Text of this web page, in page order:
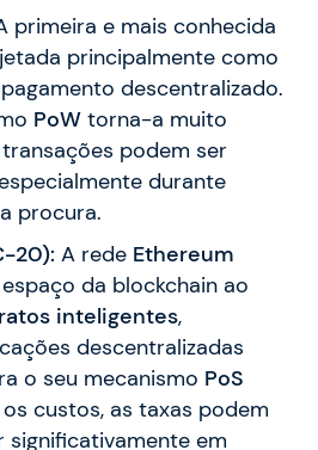
primeira e mais conhecida
principalmente como
descentralizado.
PoWtorna-a muito
podem ser
durante
procura.
20): A rede Ethereum
da blockchain ao
inteligentes,
descentralizadas
o seu mecanismo PoS
custos, as taxas podem
significativamente em